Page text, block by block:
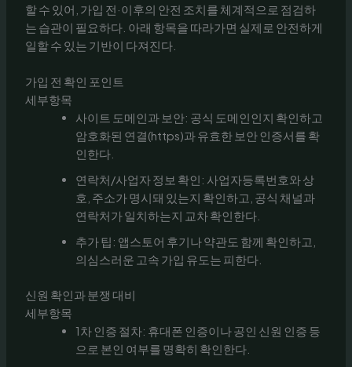
할 수 있어, 가입 전·이후의 안전 조치를 체계적으로 점검하
는 습관이 필요하다. 아래 항목을 따라가면 실제로 안전하게
일할 수 있는 기반이 다져진다.
가입 전 확인 포인트
세부항목
사이트 도메인과 보안: 공식 도메인인지 확인하고
암호화된 연결(https)과 유효한 보안 인증서를 확
인한다.
연락처/사업자 정보 확인: 사업자등록번호와 상
호, 주소가 명시돼 있는지 확인하고, 공식 채널과
연락처가 일치하는지 교차 확인한다.
추가 팁: 앱스토어 후기나 약관도 함께 확인하고,
의심스러운 고속 가입 유도는 피한다.
신원 확인과 분쟁 대비
세부항목
1차 인증 절차: 휴대폰 인증이나 공인 신원 인증 등
으로 본인 여부를 명확히 확인한다.